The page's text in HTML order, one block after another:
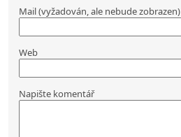
Mail (vyžadován, ale nebude zobrazen)
Web
Napište komentář